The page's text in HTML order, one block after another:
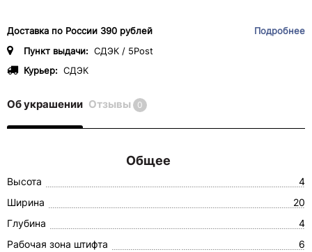
Доставка по России 390 рублей
Подробнее
Пункт выдачи: СДЭК / 5Post
Курьер: СДЭК
Об украшении Отзывы 0
Общее
Высота
4
Ширина
20
Глубина
4
Рабочая зона штифта
6